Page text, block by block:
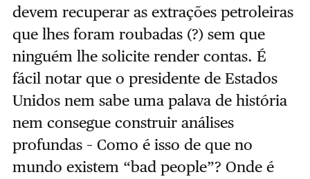
devem recuperar as extrações petroleiras
que lhes foram roubadas (?) sem que
ninguém lhe solicite render contas. É
fácil notar que o presidente de Estados
Unidos nem sabe uma palava de história
nem consegue construir análises
profundas – Como é isso de que no
mundo existem “bad people”? Onde é